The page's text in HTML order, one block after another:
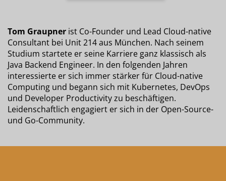
Tom Graupner ist Co-Founder und Lead Cloud-native
Consultant bei Unit 214 aus München. Nach seinem
Studium startete er seine Karriere ganz klassisch als
Java Backend Engineer. In den folgenden Jahren
interessierte er sich immer stärker für Cloud-native
Computing und begann sich mit Kubernetes, DevOps
und Developer Productivity zu beschäftigen.
Leidenschaftlich engagiert er sich in der Open-Source-
und Go-Community.